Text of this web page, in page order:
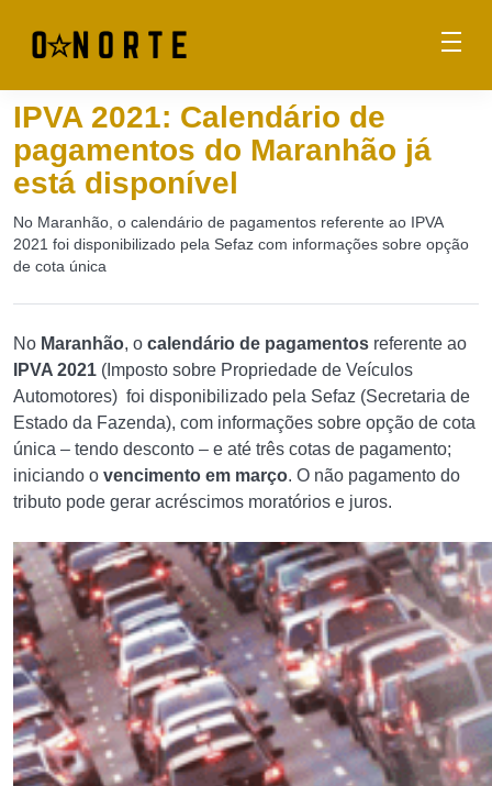
IPVA 2021: Calendário de
pagamentos do Maranhão já
está disponível
No Maranhão, o calendário de pagamentos referente ao IPVA
2021 foi disponibilizado pela Sefaz com informações sobre opção
de cota única
No Maranhão, o calendário de pagamentos referente ao
IPVA 2021 (Imposto sobre Propriedade de Veículos
Automotores) foi disponibilizado pela Sefaz (Secretaria de
Estado da Fazenda), com informações sobre opção de cota
única – tendo desconto – e até três cotas de pagamento;
iniciando o vencimento em março. O não pagamento do
tributo pode gerar acréscimos moratórios e juros.